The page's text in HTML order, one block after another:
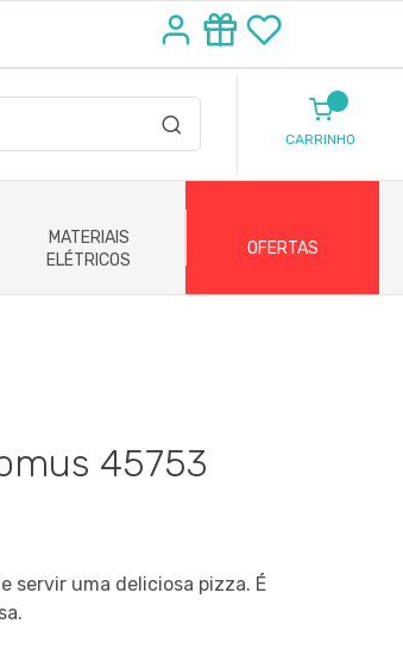
CARRINHO
MATERIAIS
ELÉTRICOS
OFERTAS
45753
servir uma deliciosa pizza. É